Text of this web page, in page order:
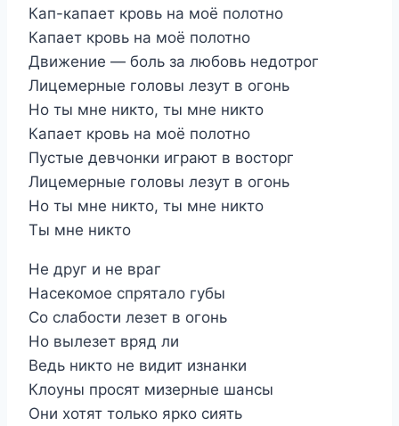
Кап-капает кровь на моё полотно
Капает кровь на моё полотно
Движение — боль за любовь недотрог
Лицемерные головы лезут в огонь
Но ты мне никто, ты мне никто
Капает кровь на моё полотно
Пустые девчонки играют в восторг
Лицемерные головы лезут в огонь
Но ты мне никто, ты мне никто
Ты мне никто
Не друг и не враг
Насекомое спрятало губы
Со слабости лезет в огонь
Но вылезет вряд ли
Ведь никто не видит изнанки
Клоуны просят мизерные шансы
Они хотят только ярко сиять